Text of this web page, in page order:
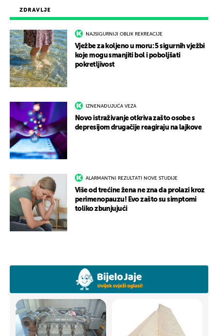
ZDRAVLJE
NAJSIGURNIJI OBLIK REKREACIJE
Vježbe za koljeno u moru: 5 sigurnih vježbi
koje mogu smanjiti bol i poboljšati
pokretljivost
IZNENAĐUJUĆA VEZA
Novo istraživanje otkriva zašto osobe s
depresijom drugačije reagiraju na lajkove
ALARMANTNI REZULTATI NOVE STUDIJE
Više od trećine žena ne zna da prolazi kroz
perimenopauzu! Evo zašto su simptomi
toliko zbunjujući